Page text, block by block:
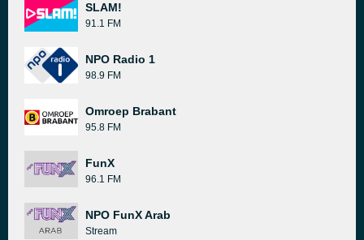
SLAM!
91.1 FM
NPO Radio 1
98.9 FM
Omroep Brabant
95.8 FM
FunX
96.1 FM
NPO FunX Arab
Stream